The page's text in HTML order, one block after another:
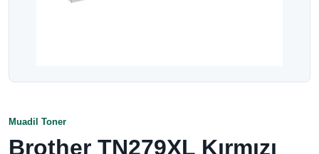
Muadil Toner
Brother TN279XL Kırmızı